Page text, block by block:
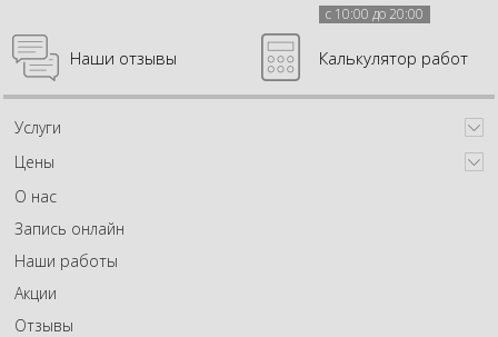
с 10:00 до 20:00
Наши отзывы Калькулятор работ
Услуги
Цены
О нас
Запись онлайн
Наши работы
Акции
Отзывы